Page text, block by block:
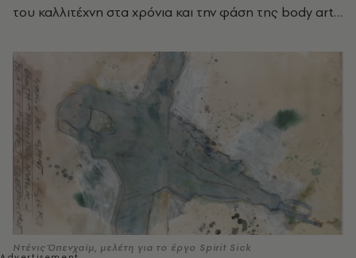
του καλλιτέχνη στα χρόνια και την φάση της body art…
Ντένις Όπενχαϊμ, μελέτη για το έργο Spirit Sick